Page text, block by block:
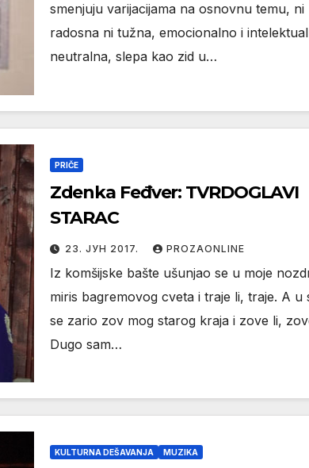
smenjuju varijacijama na osnovnu temu, ni
radosna ni tužna, emocionalno i
neutralna, slepa kao zid u…
PRIČE
Zdenka Feđver: TVRDOGLAVI
STARAC
23. ЈУН 2017. PROZAONLINE
Iz komšijske bašte ušunjao se u moje
miris bagremovog cveta i traje li, traje. A u
se zario zov mog starog kraja i zove li,
Dugo sam…
KULTURNA DEŠAVANJA MUZIKA